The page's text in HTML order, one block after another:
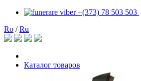
+(373) 78 503 503
Ro /Ru
Каталог товаров